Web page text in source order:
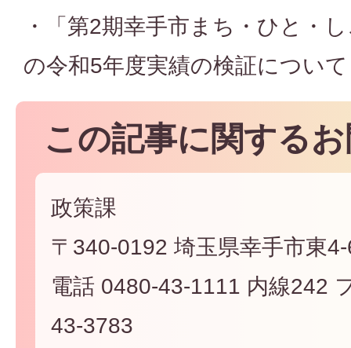
・「第2期幸手市まち・ひと・
の令和5年度実績の検証について
この記事に関する
政策課
〒340-0192 埼玉県幸手市東
電話 0480-43-1111 内線242
43-3783